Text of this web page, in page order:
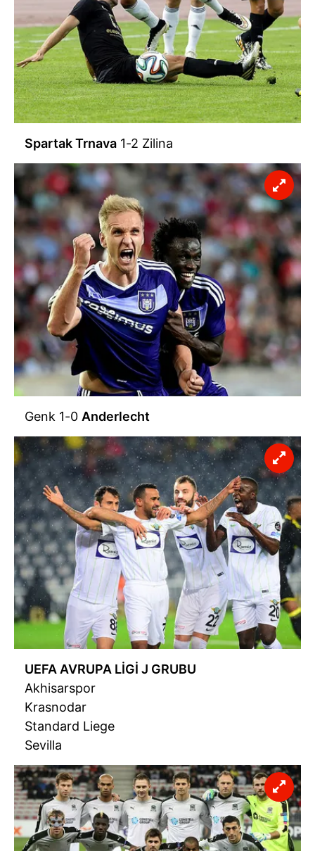
Spartak Trnava 1-2 Zilina
Genk 1-0 Anderlecht
UEFA AVRUPA LİGİ J GRUBU
Akhisarspor
Krasnodar
Standard Liege
Sevilla